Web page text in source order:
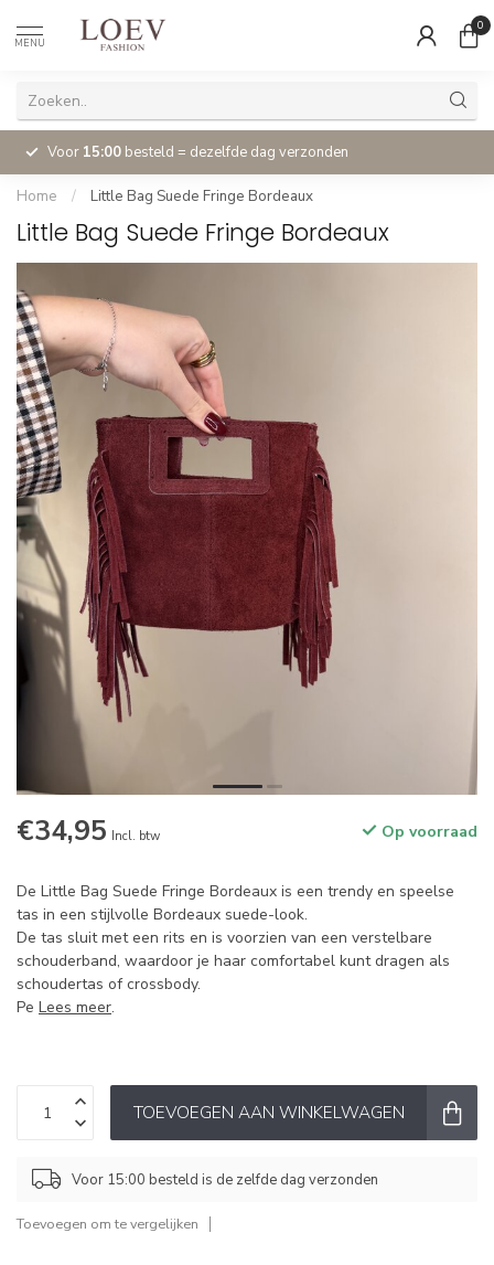
MENU
0
Voor 15:00 besteld = dezelfde dag verzonden
Home / Little Bag Suede Fringe Bordeaux
Little Bag Suede Fringe Bordeaux
€34,95 Incl. btw Op voorraad
De Little Bag Suede Fringe Bordeaux is een trendy en speelse
tas in een stijlvolle Bordeaux suede-look.
De tas sluit met een rits en is voorzien van een verstelbare
schouderband, waardoor je haar comfortabel kunt dragen als
schoudertas of crossbody.
Pe Lees meer.
TOEVOEGEN AAN WINKELWAGEN
Voor 15:00 besteld is de zelfde dag verzonden
Toevoegen om te vergelijken